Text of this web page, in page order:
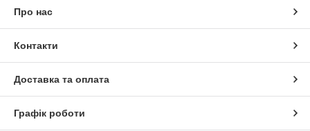
Про нас
Контакти
Доставка та оплата
Графік роботи